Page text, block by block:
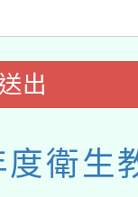
送出
衛生